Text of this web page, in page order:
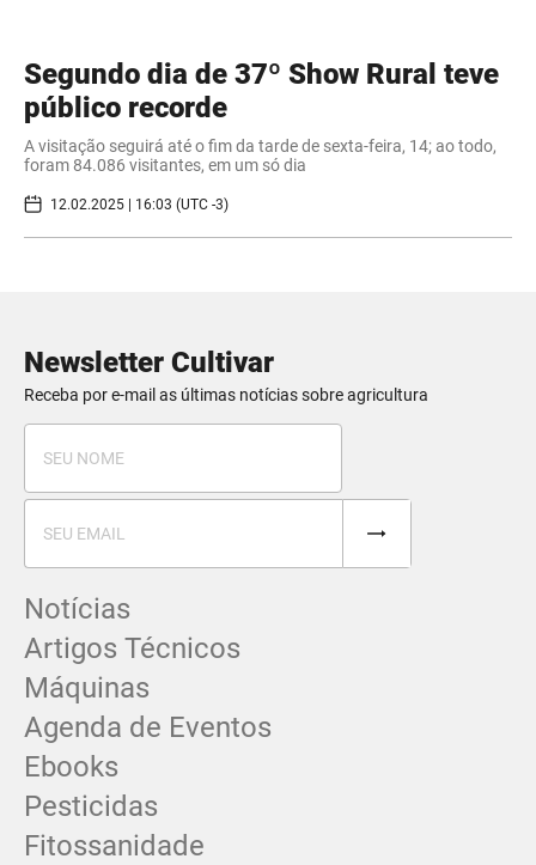
Segundo dia de 37º Show Rural teve
público recorde
A visitação seguirá até o fim da tarde de sexta-feira, 14; ao todo,
foram 84.086 visitantes, em um só dia
12.02.2025 | 16:03 (UTC -3)
Newsletter Cultivar
Receba por e-mail as últimas notícias sobre agricultura
Notícias
Artigos Técnicos
Máquinas
Agenda de Eventos
Ebooks
Pesticidas
Fitossanidade